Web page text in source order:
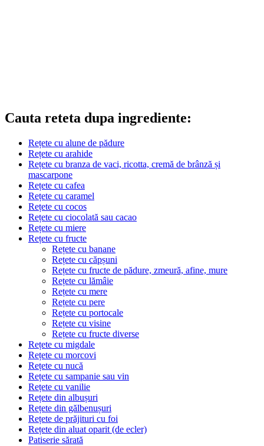
Cauta reteta dupa ingrediente:
Rețete cu alune de pădure
Rețete cu arahide
Rețete cu branza de vaci, ricotta, cremă de brânză și
mascarpone
Rețete cu cafea
Rețete cu caramel
Rețete cu cocos
Rețete cu ciocolată sau cacao
Rețete cu miere
Rețete cu fructe
Rețete cu banane
Rețete cu căpșuni
Rețete cu fructe de pădure, zmeură, afine, mure
Rețete cu lămâie
Rețete cu mere
Rețete cu pere
Rețete cu portocale
Rețete cu visine
Rețete cu fructe diverse
Rețete cu migdale
Rețete cu morcovi
Rețete cu nucă
Rețete cu sampanie sau vin
Rețete cu vanilie
Rețete din albușuri
Rețete din gălbenușuri
Rețete de prăjituri cu foi
Rețete din aluat oparit (de ecler)
Patiserie sărată